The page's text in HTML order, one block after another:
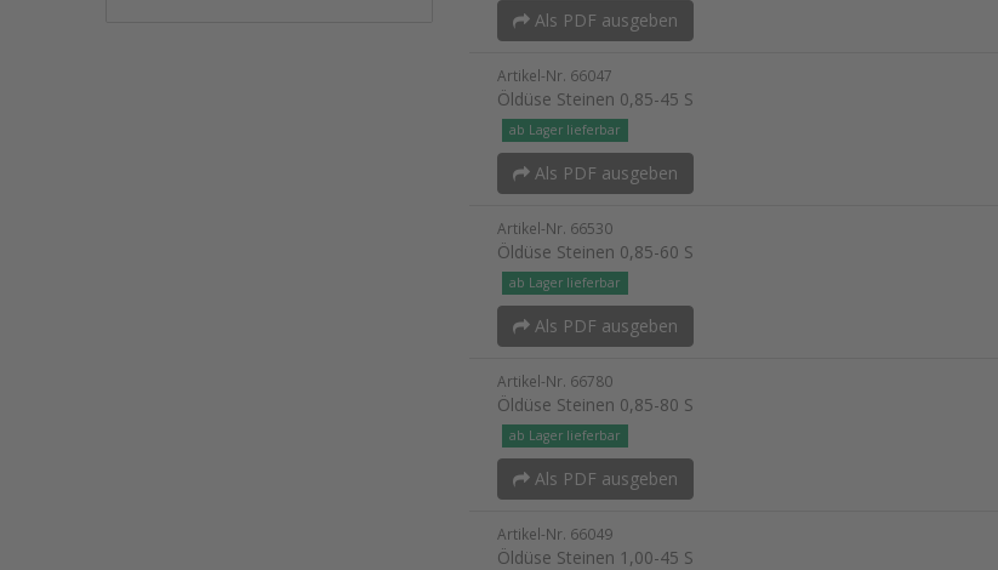
Als PDF ausgeben
Artikel-Nr. 66047
Öldüse Steinen 0,85-45 S
ab Lager lieferbar
Als PDF ausgeben
Artikel-Nr. 66530
Öldüse Steinen 0,85-60 S
ab Lager lieferbar
Als PDF ausgeben
Artikel-Nr. 66780
Öldüse Steinen 0,85-80 S
ab Lager lieferbar
Als PDF ausgeben
Artikel-Nr. 66049
Öldüse Steinen 1,00-45 S